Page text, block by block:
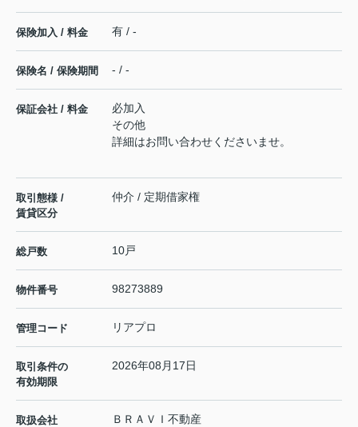
保険加入 / 料金 有 / -
保険名 / 保険期間 - / -
保証会社 / 料金
必加入
その他
詳細はお問い合わせくださいませ。
取引態様 /
賃貸区分
仲介 / 定期借家権
総戸数 10戸
物件番号 98273889
管理コード リアプロ
取引条件の
有効期限
2026年08月17日
取扱会社 ＢＲＡＶＩ不動産